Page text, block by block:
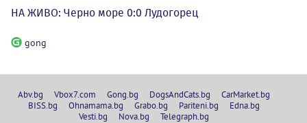
НА ЖИВО: Черно море 0:0 Лудогорец
gong
Abv.bg Vbox7.com Gong.bg DogsAndCats.bg
CarMarket.bg
BISS.bg
Ohnamama.bg Grabo.bg Pariteni.bg
Edna.bg
Vesti.bg
Nova.bg Telegraph.bg